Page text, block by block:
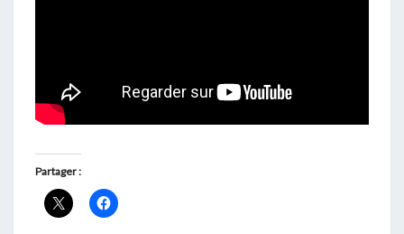
Partager :